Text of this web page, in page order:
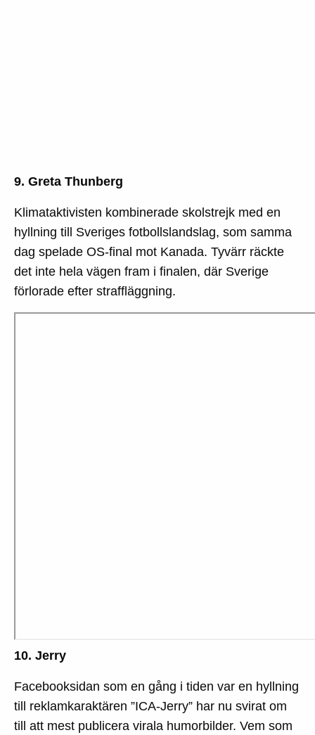
9. Greta Thunberg
Klimataktivisten kombinerade skolstrejk med en
hyllning till Sveriges fotbollslandslag, som samma
dag spelade OS-final mot Kanada. Tyvärr räckte
det inte hela vägen fram i finalen, där Sverige
förlorade efter straffläggning.
10. Jerry
Facebooksidan som en gång i tiden var en hyllning
till reklamkaraktären ”ICA-Jerry” har nu svirat om
till att mest publicera virala humorbilder. Vem som